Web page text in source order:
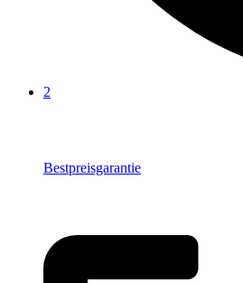
2
Bestpreisgarantie